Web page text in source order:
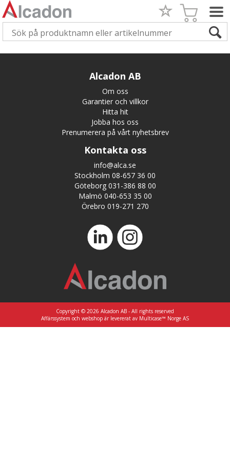
Alcadon AB
Om oss
Garantier och villkor
Hitta hit
Jobba hos oss
Prenumerera på vårt nyhetsbrev
Kontakta oss
info@alca.se
Stockholm 08-657 36 00
Göteborg 031-386 88 00
Malmö 040-653 35 00
Örebro 019-271 270
Copyright © 2026 Alcadon AB - All rights reserved
Affärssystem och webshop är levererat av Multicase™ Norge AS